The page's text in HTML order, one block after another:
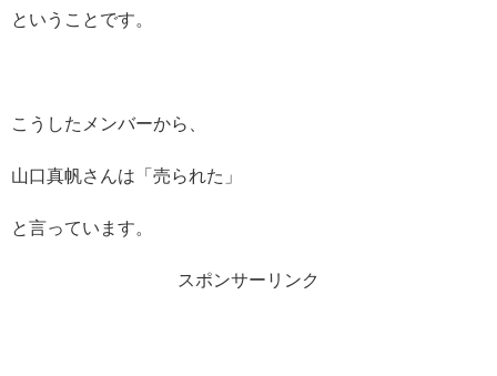
ということです。
こうしたメンバーから、
山口真帆さんは「売られた」
と言っています。
スポンサーリンク